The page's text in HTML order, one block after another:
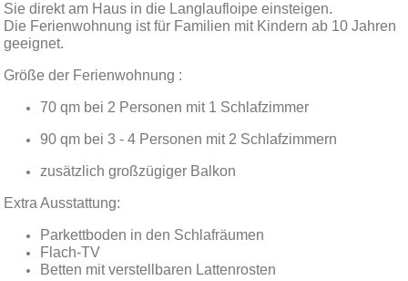
Sie direkt am Haus in die Langlaufloipe einsteigen.
Die Ferienwohnung ist für Familien mit Kindern ab 10 Jahren
geeignet.
Größe der Ferienwohnung :
70 qm bei 2 Personen mit 1 Schlafzimmer
90 qm bei 3 - 4 Personen mit 2 Schlafzimmern
zusätzlich großzügiger Balkon
Extra Ausstattung:
Parkettboden in den Schlafräumen
Flach-TV
Betten mit verstellbaren Lattenrosten